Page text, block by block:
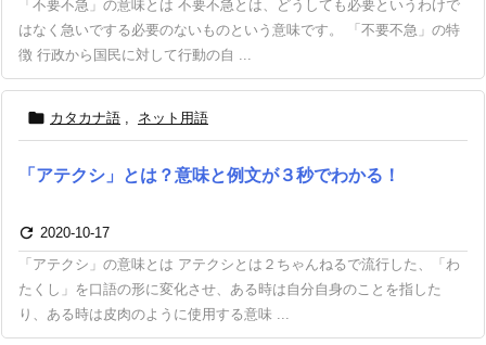
「不要不急」の意味とは 不要不急とは、どうしても必要というわけで
はなく急いでする必要のないものという意味です。 「不要不急」の特
徴 行政から国民に対して行動の自 ...
 カタカナ語 , ネット用語
「アテクシ」とは？意味と例文が３秒でわかる！
 2020-10-17
「アテクシ」の意味とは アテクシとは２ちゃんねるで流行した、「わ
たくし」を口語の形に変化させ、ある時は自分自身のことを指した
り、ある時は皮肉のように使用する意味 ...